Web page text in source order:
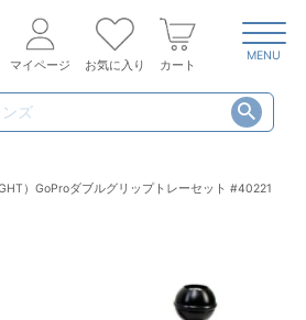
マイページ お気に入り カート
MENU
）GoProダブルグリップトレーセット #40221